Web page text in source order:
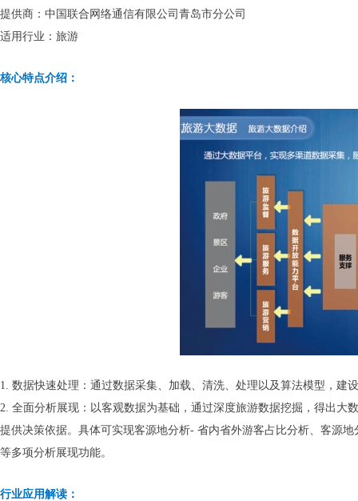
提供商：中国联合网络通信有限公司青岛市分公司
适用行业：旅游
核心特点介绍：
1. 数据快速处理：通过数据采集、加载、清洗、处理以及算法模型，
2. 全面分析展现：以客观数据为基础，通过深度旅游数据挖掘，得出
提供决策依据。具体可实现客源地分析- 省内省外游客占比分析、客源
等多项分析展现功能。
行业应用解读：